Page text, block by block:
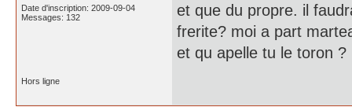
Date d'inscription: 2009-09-04
Messages: 132
et que du propre. il
frerite? moi a part
et qu apelle tu le toron ?
Hors ligne